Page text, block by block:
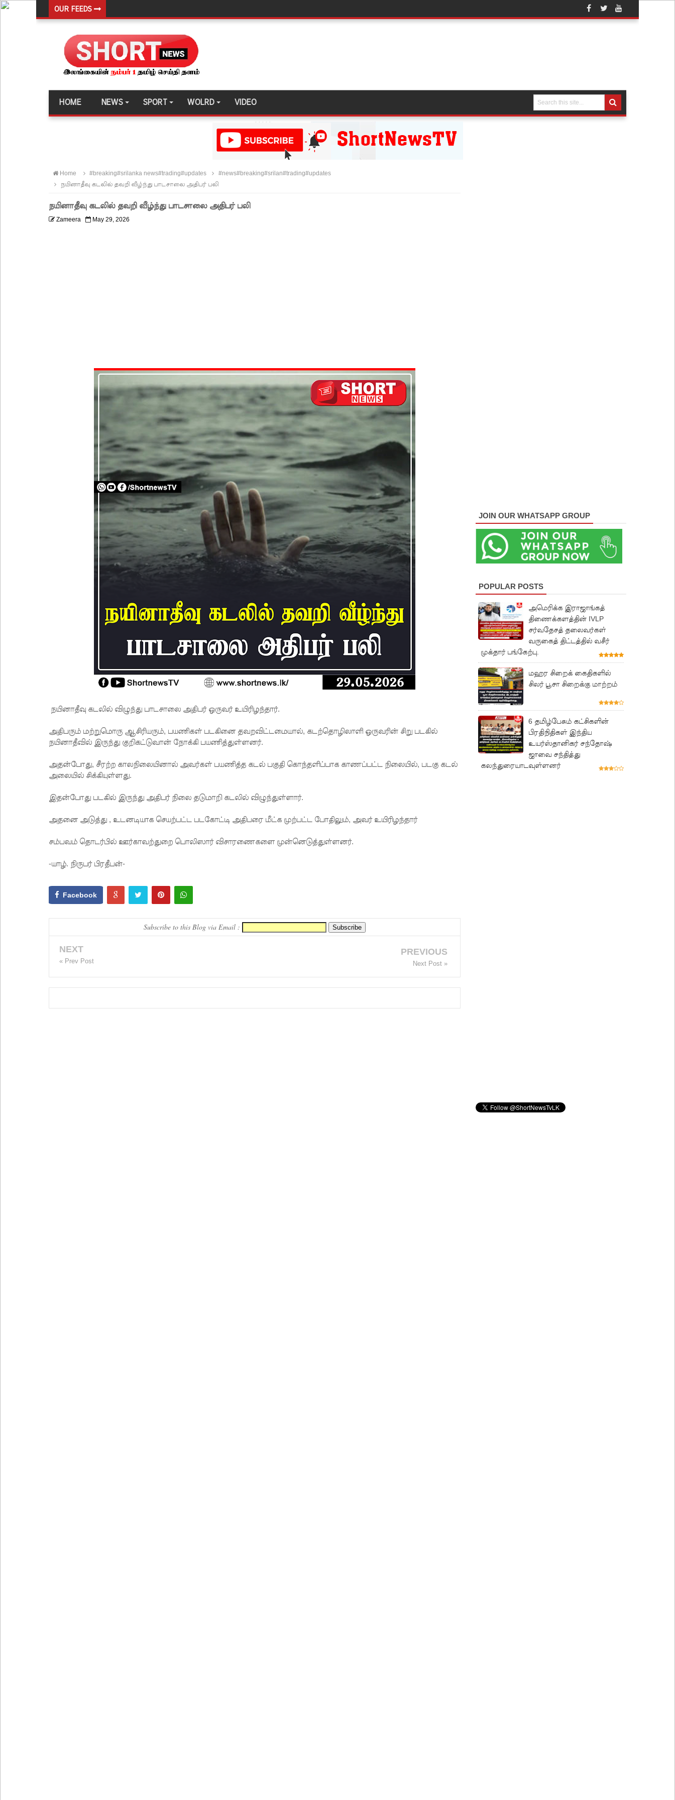
OUR FEEDS
நாட்டில் தொடரும் சிறைக்கலவரங்கள் - முப்படையினருக்கு விடுக்கப்பட்ட அறிவிப்பு!
சிறையின் வாயிற்கதவை முற்றுகையிட்ட பல்லன்சேன கைதிகள்!
புதிய மெகசின் சிறைச்சாலையில் நேற்று அமைதியின்மை - 11 பேர் காயம்!
மீனவர்கள் விடுதலை கோரி ஜெய்சங்கருக்கு விஜய் கடிதம்!
முழுமையான கட்டுப்பாட்டுக்குள் வந்த மெகசின் சிறை!
நீதிமன்றம் உத்தரவு!
HOME NEWS SPORT WOLRD VIDEO
Home #breaking#srilanka news#trading#updates
#news#breaking#srilan#trading#updates
நயினாதீவு கடலில் தவறி வீழ்ந்து பாடசாலை அதிபர் பலி
நயினாதீவு கடலில் தவறி வீழ்ந்து பாடசாலை அதிபர் பலி
Zameera May 29, 2026
நயினாதீவு கடலில் விழுந்து பாடசாலை அதிபர் ஒருவர் உயிரிழந்தார்.
அதிபரும் மற்றுமொரு ஆசிரியரும், பயணிகள் படகினை தவறவிட்டமையால், கடற்தொழிலாளி ஒருவரின் சிறு படகில்
நயினாதீவில் இருந்து குறிகட்டுவான் நோக்கி பயணித்துள்ளனர்.
அதன்போது, சீரற்ற காலநிலையினால் அவர்கள் பயணித்த கடல் பகுதி கொந்தளிப்பாக காணப்பட்ட நிலையில், படகு கடல்
அலையில் சிக்கியுள்ளது.
இதன்போது படகில் இருந்து அதிபர் நிலை தடுமாறி கடலில் விழுந்துள்ளார்.
அதனை அடுத்து , உடனடியாக செயற்பட்ட படகோட்டி அதிபரை மீட்க முற்பட்ட போதிலும், அவர் உயிரிழந்தார்
சம்பவம் தொடர்பில் ஊர்காவற்துறை பொலிஸார் விசாரணைகளை முன்னெடுத்துள்ளனர்.
-யாழ். நிருபர் பிரதீபன்-
Facebook
Subscribe to this Blog via Email :
NEXT
« Prev Post
PREVIOUS
Next Post »
JOIN OUR WHATSAPP GROUP
POPULAR POSTS
அமெரிக்க இராஜாங்கத்
திணைக்களத்தின் IVLP
சர்வதேசத் தலைவர்கள்
வருகைத் திட்டத்தில் வசீர்
முக்தார் பங்கேற்பு.
மஹர சிறைக் கைதிகளில்
சிலர் பூசா சிறைக்கு மாற்றம்
6 தமிழ்பேசும் கட்சிகளின்
பிரதிநிதிகள் இந்திய
உயர்ஸ்தானிகர் சந்தோஷ்
ஜாவை சந்தித்து
கலந்துரையாடவுள்ளனர்